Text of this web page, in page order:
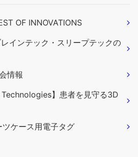
OF INNOVATIONS
インテック・スリープテックの
情報
】患者を見守る3D
ツケース用電子タグ